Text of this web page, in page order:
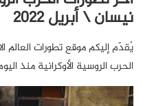
نيسان \ أبريل 2022
يُقدّم إليكم موقع تطورات العالم
الحرب الروسية الأوكرانية منذ